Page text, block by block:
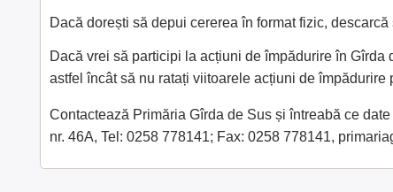
Dacă dorești să depui cererea în format fizic,
Dacă vrei să participi la acțiuni de împădurire în Gîrda
astfel încât să nu ratați viitoarele acțiuni de împădurire
Contactează Primăria Gîrda de Sus și întreabă ce
nr. 46A, Tel: 0258 778141; Fax: 0258 778141,